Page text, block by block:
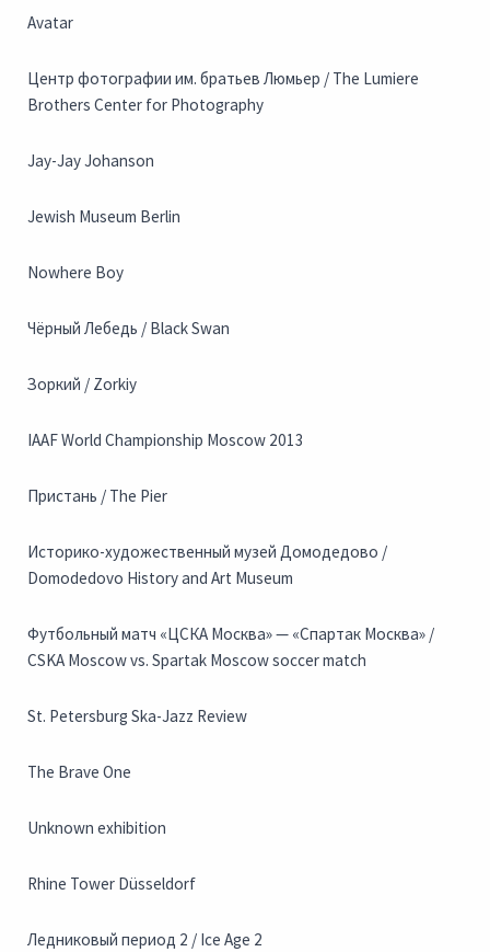
Avatar
Центр фотографии им. братьев Люмьер / The Lumiere
Brothers Center for Photography
Jay-Jay Johanson
Jewish Museum Berlin
Nowhere Boy
Чёрный Лебедь / Black Swan
Зоркий / Zorkiy
IAAF World Championship Moscow 2013
Пристань / The Pier
Историко-художественный музей Домодедово /
Domodedovo History and Art Museum
Футбольный матч «ЦСКА Москва» — «Спартак Москва» /
CSKA Moscow vs. Spartak Moscow soccer match
St. Petersburg Ska-Jazz Review
The Brave One
Unknown exhibition
Rhine Tower Düsseldorf
Ледниковый период 2 / Ice Age 2